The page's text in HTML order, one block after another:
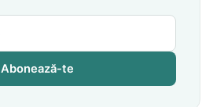
Abonează-te